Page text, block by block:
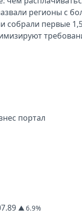
регионы с
собрали первые
портал
▲ 6.9%